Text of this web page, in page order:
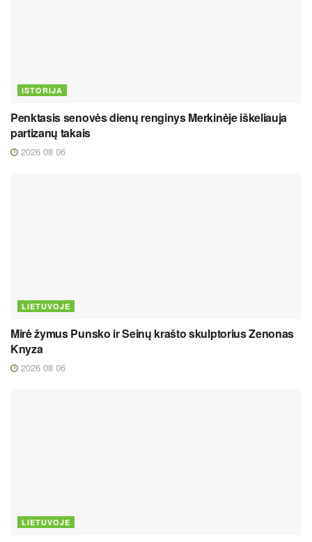
ISTORIJA
Penktasis senovės dienų renginys Merkinėje iškeliauja
partizanų takais
2026 08 06
LIETUVOJE
Mirė žymus Punsko ir Seinų krašto skulptorius Zenonas
Knyza
2026 08 06
LIETUVOJE